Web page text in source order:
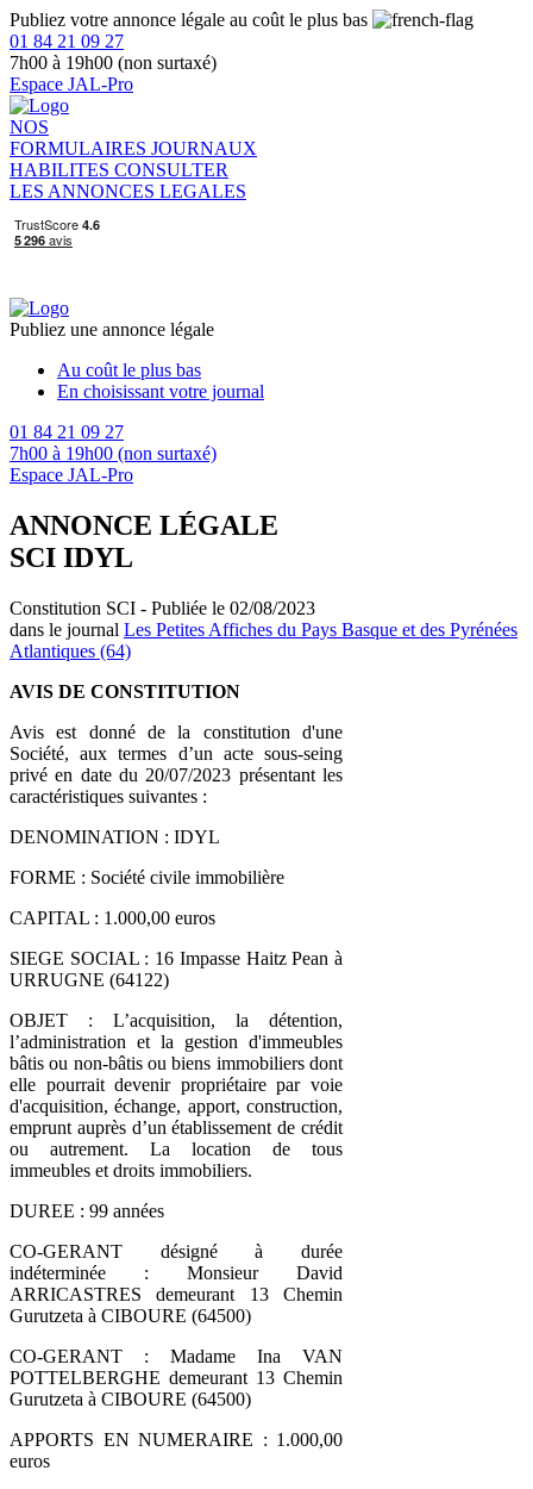
Publiez votre annonce légale au coût le plus bas
01 84 21 09 27
7h00 à 19h00 (non surtaxé)
Espace JAL-Pro
NOS
FORMULAIRES JOURNAUX
HABILITES CONSULTER
LES ANNONCES LEGALES
Publiez une annonce légale
Au coût le plus bas
En choisissant votre journal
01 84 21 09 27
7h00 à 19h00 (non surtaxé)
Espace JAL-Pro
ANNONCE LÉGALE
SCI IDYL
Constitution SCI - Publiée le 02/08/2023
dans le journal Les Petites Affiches du Pays Basque et des Pyrénées
Atlantiques (64)
AVIS DE CONSTITUTION
Avis est donné de la constitution d'une
Société, aux termes d’un acte sous-seing
privé en date du 20/07/2023 présentant les
caractéristiques suivantes :
DENOMINATION : IDYL
FORME : Société civile immobilière
CAPITAL : 1.000,00 euros
SIEGE SOCIAL : 16 Impasse Haitz Pean à
URRUGNE (64122)
OBJET : L’acquisition, la détention,
l’administration et la gestion d'immeubles
bâtis ou non-bâtis ou biens immobiliers dont
elle pourrait devenir propriétaire par voie
d'acquisition, échange, apport, construction,
emprunt auprès d’un établissement de crédit
ou autrement. La location de tous
immeubles et droits immobiliers.
DUREE : 99 années
CO-GERANT désigné à durée
indéterminée : Monsieur David
ARRICASTRES demeurant 13 Chemin
Gurutzeta à CIBOURE (64500)
CO-GERANT : Madame Ina VAN
POTTELBERGHE demeurant 13 Chemin
Gurutzeta à CIBOURE (64500)
APPORTS EN NUMERAIRE : 1.000,00
euros